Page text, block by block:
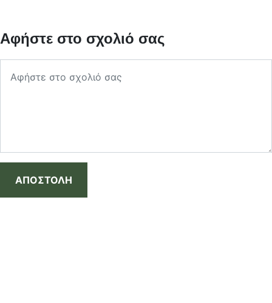
Αφήστε στο σχολιό σας
ΑΠΟΣΤΟΛΗ